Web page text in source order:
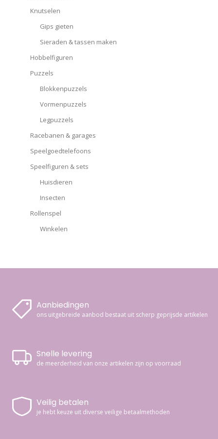
Knutselen
Gips gieten
Sieraden & tassen maken
Hobbelfiguren
Puzzels
Blokkenpuzzels
Vormenpuzzels
Legpuzzels
Racebanen & garages
Speelgoedtelefoons
Speelfiguren & sets
Huisdieren
Insecten
Rollenspel
Winkelen
Aanbiedingen
ons uitgebreide aanbod bestaat uit scherp geprijsde artikelen
Snelle levering
de meerderheid van onze artikelen zijn op voorraad
Veilig betalen
je hebt keuze uit diverse veilige betaalmethoden